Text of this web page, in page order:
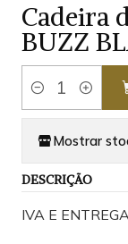
Cadeira
BUZZ
Quantity
Mostrar
DESCRIÇÃO
IVA E